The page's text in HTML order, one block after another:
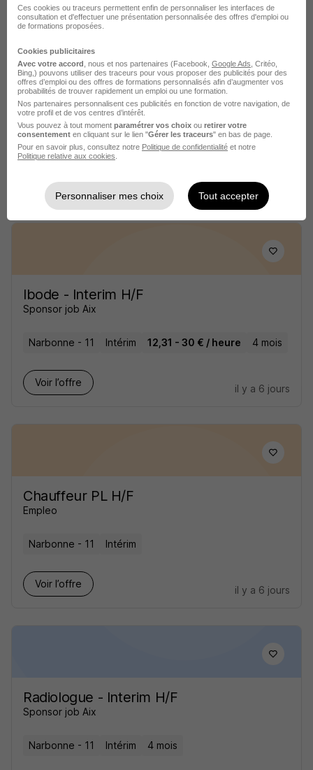
Manipulateur Radio - Interim H/F
Sponsor job Aix
Narbonne - 11
1 867,02 - 3 500 € / mois
4 mois
Voir l’offre
il y a 6 jours
Ibode - Interim H/F
Sponsor job Aix
Narbonne - 11 Intérim 12,31 - 30 € / heure 4 mois
Voir l’offre
il y a 6 jours
Chauffeur PL H/F
Empleo
Narbonne - 11 Intérim
Voir l’offre
il y a 6 jours
Radiologue - Interim H/F
Sponsor job Aix
Narbonne - 11 Intérim 4 mois
Ces cookies ou traceurs permettent enfin de personnaliser les interfaces de
consultation et d'effectuer une présentation personnalisée des offres d'emploi ou
de formations proposées.
Cookies publicitaires
Avec votre accord , nous et nos partenaires (Facebook, Google Ads , Critéo,
Bing,) pouvons utiliser des traceurs pour vous proposer des publicités pour des
offres d’emploi ou des offres de formations personnalisés afin d’augmenter vos
probabilités de trouver rapidement un emploi ou une formation.
Nos partenaires personnalisent ces publicités en fonction de votre navigation, de
votre profil et de vos centres d’intérêt.
Vous pouvez à tout moment paramétrer vos choix ou retirer votre
consentement en cliquant sur le lien "Gérer les traceurs" en bas de page.
Pour en savoir plus, consultez notre Politique de confidentialité et notre
Politique relative aux cookies
Personnaliser mes choix Tout accepter